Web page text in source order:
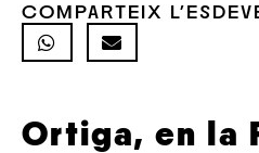
COMPARTEIX
Ortiga, en la